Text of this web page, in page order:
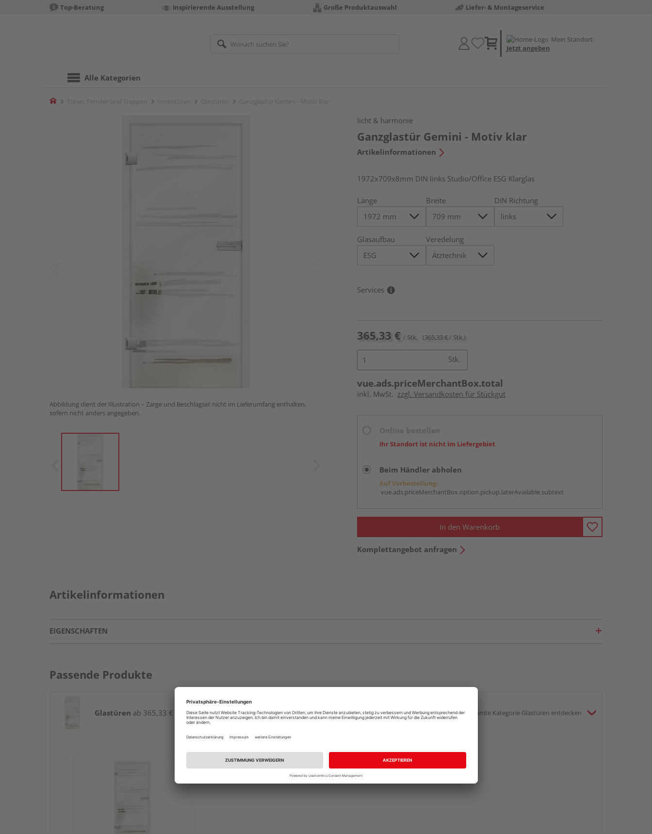
Top-Beratung Inspirierende Ausstellung Große Produktauswahl Liefer- & Montageservice
Mein Standort:
Jetzt angeben
Alle Kategorien
Home
Abbildung dient der Illustration – Zarge und Beschlagset nicht im Lieferumfang enthalten,
sofern nicht anders angegeben.
licht & harmonie
Ganzglastür Gemini - Motiv klar
Artikelinformationen
1972x709x8mm DIN links Studio/Office ESG Klarglas
Länge Breite DIN Richtung
Glasaufbau Veredelung
Services
365,33 € / Stk. (365,33 € / Stk.)
Stk.
vue.ads.priceMerchantBox.total
inkl. MwSt. zzgl. Versandkosten für Stückgut
Ihr Standort ist nicht im Liefergebiet
Beim Händler abholen
Auf Vorbestellung:
vue.ads.priceMerchantBox.option.pickup.laterAvailable.subtext
In den Warenkorb
Komplettangebot anfragen
Artikelinformationen
EIGENSCHAFTEN
Passende Produkte
Glastüren ab 365,33 € / Stk. gesamte Kategorie Glastüren entdecken